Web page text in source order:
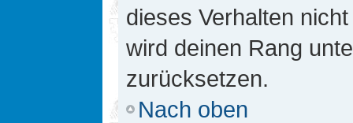
dieses Verhalten
wird deinen Rang
zurücksetzen.
Nach oben